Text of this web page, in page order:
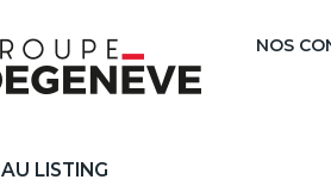
NOS
AU LISTING